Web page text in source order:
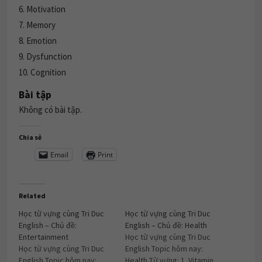
6. Motivation
7. Memory
8. Emotion
9. Dysfunction
10. Cognition
Bài tập
Không có bài tập.
Chia sẻ
Email Print
Related
Học từ vựng cùng Tri Duc
English – Chủ đề:
Entertainment
Học từ vựng cùng Tri Duc
Học từ vựng cùng Tri Duc
English – Chủ đề: Health
Học từ vựng cùng Tri Duc
English Topic hôm nay: